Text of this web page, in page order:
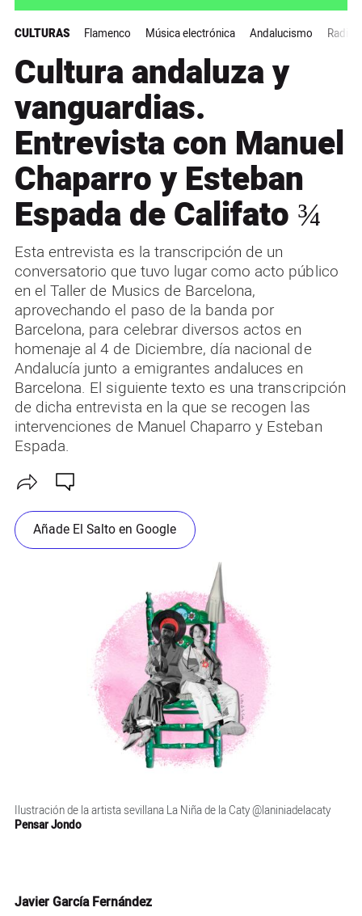
CULTURAS Flamenco Música electrónica Andalucismo
Cultura andaluza y
vanguardias.
Entrevista con Manuel
Chaparro y Esteban
Espada de Califato ¾
Esta entrevista es la transcripción de un
conversatorio que tuvo lugar como acto público
en el Taller de Musics de Barcelona,
aprovechando el paso de la banda por
Barcelona, para celebrar diversos actos en
homenaje al 4 de Diciembre, día nacional de
Andalucía junto a emigrantes andaluces en
Barcelona. El siguiente texto es una transcripción
de dicha entrevista en la que se recogen las
intervenciones de Manuel Chaparro y Esteban
Espada.
Añade El Salto en Google
Ilustración de la artista sevillana La Niña de la Caty @laniniadelacaty
Pensar Jondo
Javier García Fernández